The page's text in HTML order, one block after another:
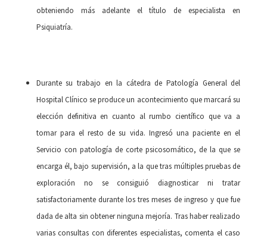
obteniendo más adelante el título de especialista en
Psiquiatría.
Durante su trabajo en la cátedra de Patología General del
Hospital Clínico se produce un acontecimiento que marcará su
elección definitiva en cuanto al rumbo científico que va a
tomar para el resto de su vida. Ingresó una paciente en el
Servicio con patología de corte psicosomático, de la que se
encarga él, bajo supervisión, a la que tras múltiples pruebas de
exploración no se consiguió diagnosticar ni tratar
satisfactoriamente durante los tres meses de ingreso y que fue
dada de alta sin obtener ninguna mejoría. Tras haber realizado
varias consultas con diferentes especialistas, comenta el caso